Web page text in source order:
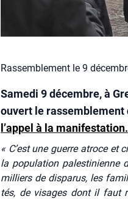
Rassemblement le 9
Samedi 9 décembre, à
ouvert le
l’appel à la manifestation.
« C’est une guerre atroce et
la popu­la­tion pales­ti­nienne
mil­liers de dis­pa­rus, les
tés, de visages dont il faut